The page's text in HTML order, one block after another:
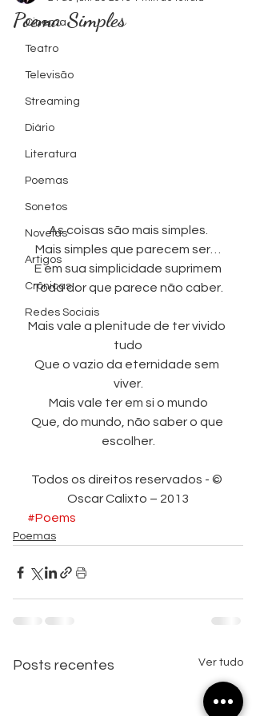
Série TV
Série TV
Série TV
Série TV
levam as
Ondas
Cinema
Cinema
Cinema
Foto by
Zacky
Barreto
Série TV
Série TV
Série TV
Série TV
levam as
Ondas
Cinema
Cinema
Cinema
Foto by
Zacky
Barreto
Cinema
Teatro
Televisão
Streaming
Diário
Literatura
Poemas
Sonetos
Novelas
Artigos
Crônicas
Redes Sociais
Poema Simples
As coisas são mais simples.
Mais simples que parecem ser…
E em sua simplicidade suprimem
Toda dor que parece não caber.
Mais vale a plenitude de ter vivido
tudo
Que o vazio da eternidade sem
viver.
Mais vale ter em si o mundo
Que, do mundo, não saber o que
escolher.
Todos os direitos reservados - ©
Oscar Calixto – 2013
#Poems
Poemas
Posts recentes Ver tudo